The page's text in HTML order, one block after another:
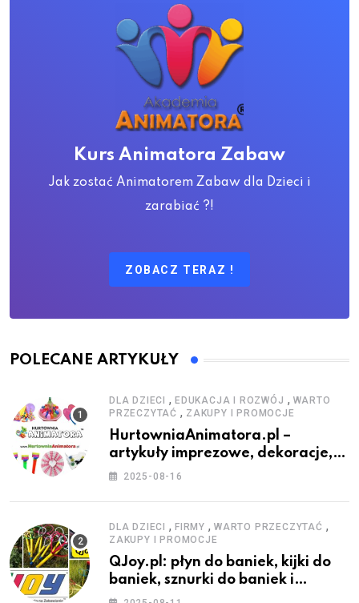
Kurs Animatora Zabaw
Jak zostać Animatorem Zabaw dla Dzieci i
zarabiać ?!
ZOBACZ TERAZ !
POLECANE ARTYKUŁY
DLA DZIECI , EDUKACJA I ROZWÓJ , WARTO
PRZECZYTAĆ , ZAKUPY I PROMOCJE
HurtowniaAnimatora.pl –
artykuły imprezowe, dekoracje,
stroje i akcesoria dla animatorów
2025-08-16
DLA DZIECI , FIRMY , WARTO PRZECZYTAĆ ,
ZAKUPY I PROMOCJE
QJoy.pl: płyn do baniek, kijki do
baniek, sznurki do baniek i
zestawy do baniek